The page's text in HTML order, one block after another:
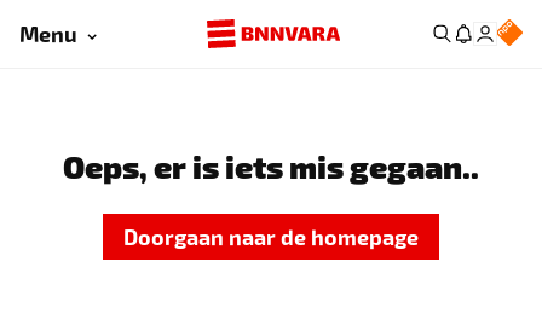
Menu
Oeps, er is iets mis gegaan..
Doorgaan naar de homepage